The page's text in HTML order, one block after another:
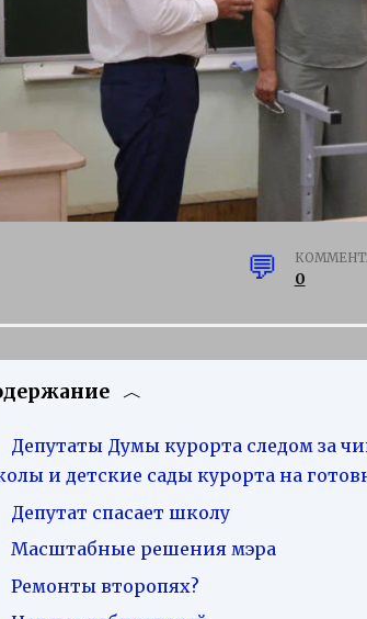
0
Депутаты Думы курорта следом за
и детские сады курорта на
Депутат спасает школу
Масштабные решения мэра
Ремонты второпях?